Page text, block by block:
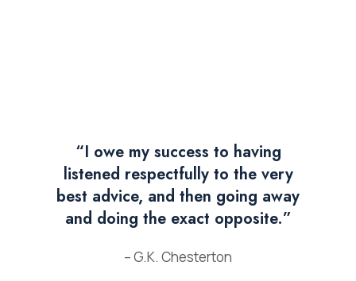
“I owe my success to having
listened respectfully to the very
best advice, and then going away
and doing the exact opposite.”
– G.K. Chesterton